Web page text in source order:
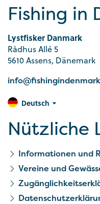
Fishing in
Lystfisker Danmark
Rådhus Allé 5
5610 Assens, Dänemark
Deutsch
Nützliche
Informationen und
Vereine und